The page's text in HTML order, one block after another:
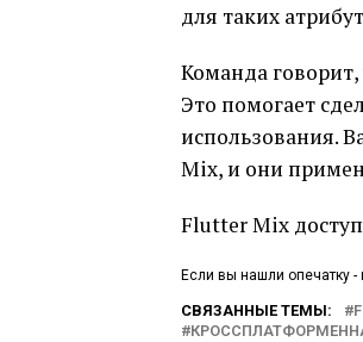
для таких
Команда
Это помогает
использования.
Mix, и они
Flutter Mix
Если вы нашли опечатку
СВЯЗАННЫЕ ТЕМЫ: